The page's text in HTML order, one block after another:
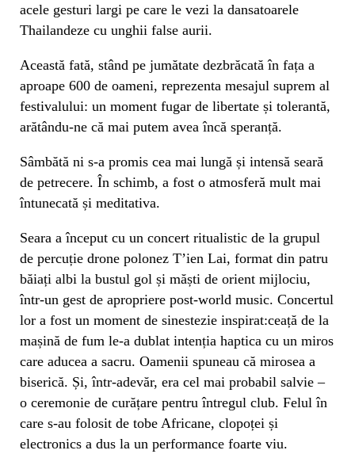
acele gesturi largi pe care le vezi la dansatoarele
Thailandeze cu unghii false aurii.
Această fată, stând pe jumătate dezbrăcată în fața a
aproape 600 de oameni, reprezenta mesajul suprem al
festivalului: un moment fugar de libertate și tolerantă,
arătându-ne că mai putem avea încă speranță.
Sâmbătă ni s-a promis cea mai lungă și intensă seară
de petrecere. În schimb, a fost o atmosferă mult mai
întunecată și meditativa.
Seara a început cu un concert ritualistic de la grupul
de percuție drone polonez T’ien Lai, format din patru
băiați albi la bustul gol și măști de orient mijlociu,
într-un gest de apropriere post-world music. Concertul
lor a fost un moment de sinestezie inspirat:ceață de la
mașină de fum le-a dublat intenția haptica cu un miros
care aducea a sacru. Oamenii spuneau că mirosea a
biserică. Și, într-adevăr, era cel mai probabil salvie –
o ceremonie de curățare pentru întregul club. Felul în
care s-au folosit de tobe Africane, clopoței și
electronics a dus la un performance foarte viu.